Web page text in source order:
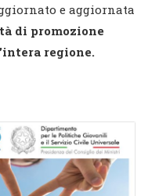
e aggiornata
di promozione
regione.